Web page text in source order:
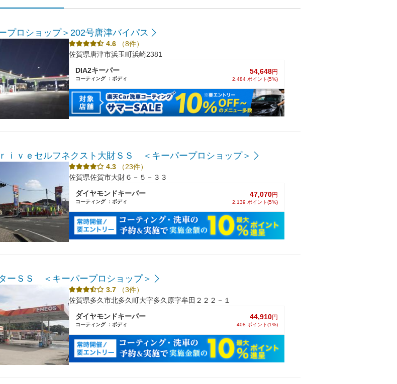
プロショップ＞202号唐津バイパス
4.6
（8件）
佐賀県唐津市浜玉町浜崎2381
DIA2キーパー
コーティング ：ボディ
54,648円
2,484 ポイント(5%)
ｉｖｅセルフネクスト大財ＳＳ ＜キーパープロショップ＞
4.3
（23件）
佐賀県佐賀市大財６－５－３３
ダイヤモンドキーパー
コーティング ：ボディ
47,070円
2,139 ポイント(5%)
ーＳＳ ＜キーパープロショップ＞
3.7
（3件）
佐賀県多久市北多久町大字多久原字牟田２２２－１
ダイヤモンドキーパー
コーティング ：ボディ
44,910円
408 ポイント(1%)